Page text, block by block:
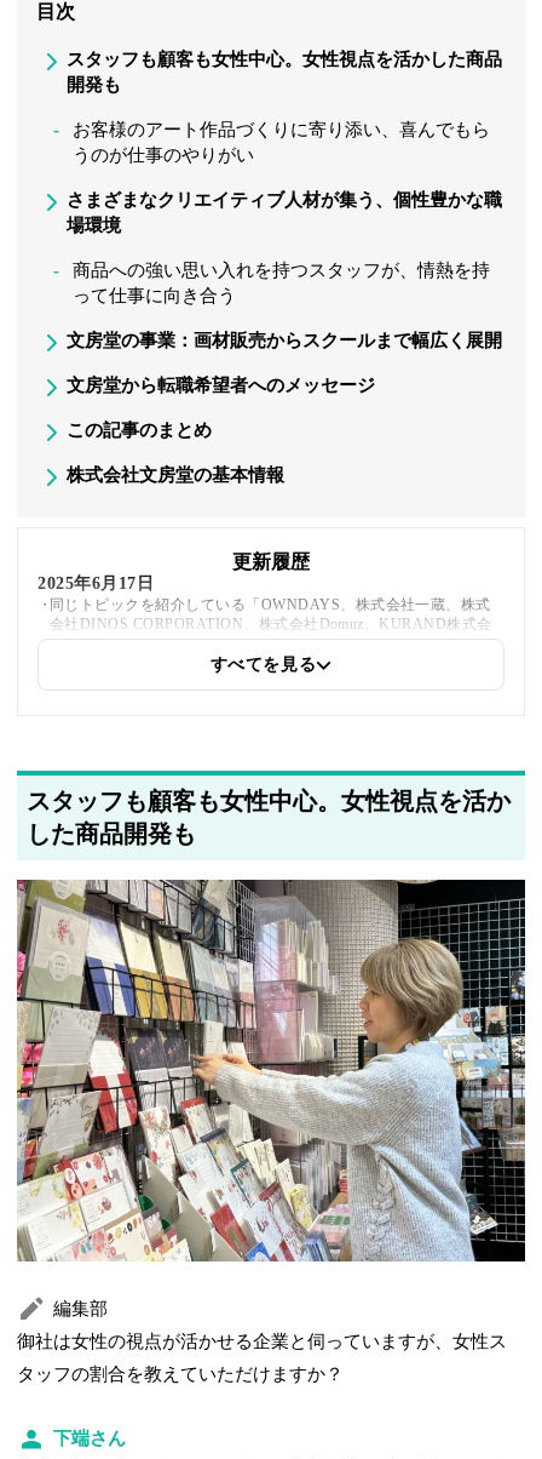
目次
スタッフも顧客も女性中心。女性視点を活かした商品
開発も
お客様のアート作品づくりに寄り添い、喜んでもら
うのが仕事のやりがい
さまざまなクリエイティブ人材が集う、個性豊かな職
場環境
商品への強い思い入れを持つスタッフが、情熱を持
って仕事に向き合う
文房堂の事業：画材販売からスクールまで幅広く展開
文房堂から転職希望者へのメッセージ
この記事のまとめ
株式会社文房堂の基本情報
更新履歴
2025年6月17日
同じトピックを紹介している「OWNDAYS、株式会社一蔵、株式
会社DINOS CORPORATION、株式会社Domuz、KURAND株式会
社、BEENOS株式会社」への内部リンクを追加しました
すべてを見る
スタッフも顧客も女性中心。女性視点を活か
した商品開発も
編集部
御社は女性の視点が活かせる企業と伺っていますが、女性ス
タッフの割合を教えていただけますか？
下端さん